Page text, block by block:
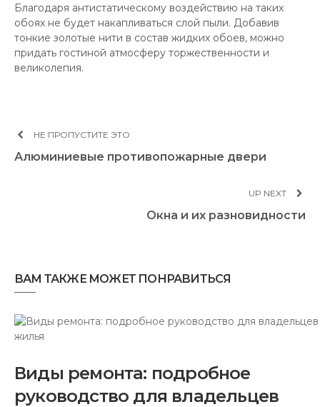
Благодаря антистатическому воздействию на таких
обоях не будет накапливаться слой пыли. Добавив
тонкие золотые нити в состав жидких обоев, можно
придать гостиной атмосферу торжественности и
великолепия.
НЕ ПРОПУСТИТЕ ЭТО
Алюминиевые противопожарные двери
UP NEXT
Окна и их разновидности
ВАМ ТАКЖЕ МОЖЕТ ПОНРАВИТЬСЯ
Виды ремонта: подробное
руководство для владельцев